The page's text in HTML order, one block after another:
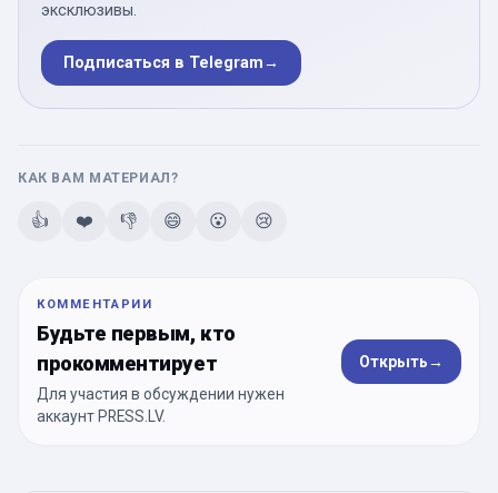
эксклюзивы.
Подписаться в Telegram→
КАК ВАМ МАТЕРИАЛ?
👍 ❤️ 👎 😄 😮 😢
КОММЕНТАРИИ
Будьте первым, кто
прокомментирует
Для участия в обсуждении нужен
аккаунт PRESS.LV.
Открыть→